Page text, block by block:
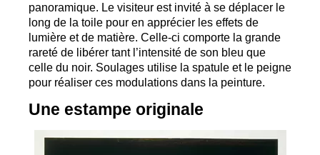
panoramique. Le visiteur est invité à se déplacer le
long de la toile pour en apprécier les effets de
lumière et de matière. Celle-ci comporte la grande
rareté de libérer tant l’intensité de son bleu que
celle du noir. Soulages utilise la spatule et le peigne
pour réaliser ces modulations dans la peinture.
Une estampe originale